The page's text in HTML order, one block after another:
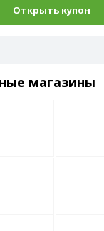
Открыть купон
магазины